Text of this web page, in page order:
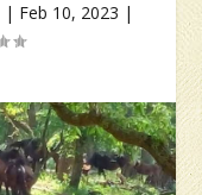
| Feb 10, 2023 |